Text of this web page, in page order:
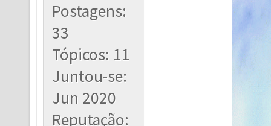
Postagens:
33
Tópicos: 11
Juntou-se:
Jun 2020
Reputação: